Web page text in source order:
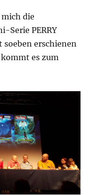
die
Serie PERRY
soeben erschienen
es zum